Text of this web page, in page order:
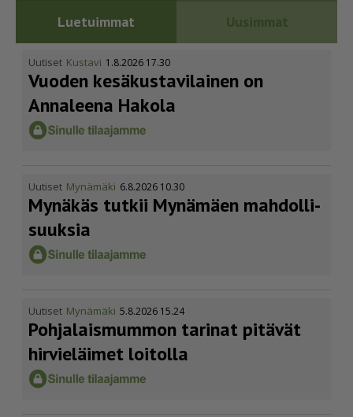
Luetuimmat Uusimmat
Uutiset Kustavi 1.8.2026 17.30
Vuoden kesäkus­ta­vi­lainen on
Annaleena Hakola
Uutiset Mynämäki 6.8.2026 10.30
Mynäkäs tutkii Mynämäen mahdol­li­
suuksia
Uutiset Mynämäki 5.8.2026 15.24
Pohja­lais­mummon tarinat pitävät
hirvieläimet loitolla